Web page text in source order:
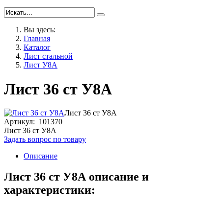
Вы здесь:
Главная
Каталог
Лист стальной
Лист У8А
Лист 36 ст У8А
Лист 36 ст У8А
Артикул: 101370
Лист 36 ст У8А
Задать вопрос по товару
Описание
Лист 36 ст У8А описание и
характеристики: